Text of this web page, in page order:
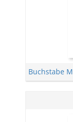
Buchstabe M